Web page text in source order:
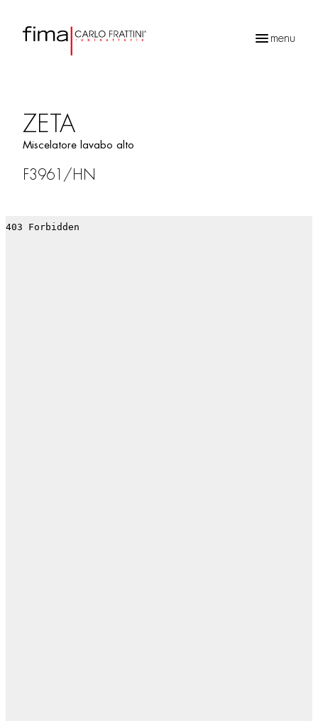
menu
ZETA
Miscelatore lavabo alto
F3961/HN